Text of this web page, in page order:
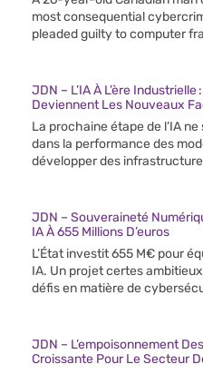
most consequential
pleaded guilty to computer
JDN – L’IA À L’ère
Deviennent Les Nouveaux
La prochaine étape de l’IA
dans la performance des
développer des
JDN – Souveraineté
IA À 655 Millions D’euros
L’État investit 655 M€ pour
IA. Un projet certes
défis en matière de
JDN – L’empoisonnement
Croissante Pour Le Secteur